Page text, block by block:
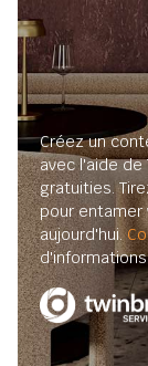
Créez un
avec l'aide
gratuities.
pour entamer
aujourd'hui.